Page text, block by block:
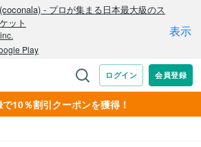
10％割引クーポンを獲得！